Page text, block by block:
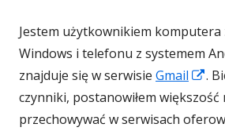
Jestem użytkownikiem komputera
Windows i telefonu z systemem
znajduje się w serwisie Gmail
się
.
czynniki, postanowiłem większość
przechowywać w serwisach